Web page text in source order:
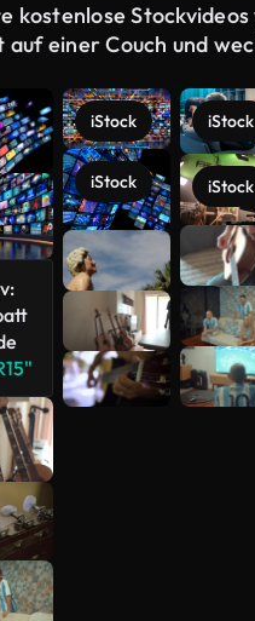
kostenlose
auf einer Couch und
iStock
iStock
iStock
iStock